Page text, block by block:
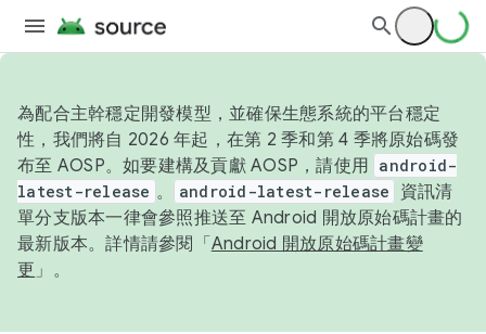
為配合主幹穩定開發模型，並確保生態系統的平台穩定
性，我們將自 2026 年起，在第 2 季和第 4 季將原始碼發
布至 AOSP。如要建構及貢獻 AOSP，請使用 android-
latest-release 。 android-latest-release
資訊清
單分支版本一律會參照推送至 Android 開放原始碼計畫的
最新版本。詳情請參閱「 Android 開放原始碼計畫變
更 」。